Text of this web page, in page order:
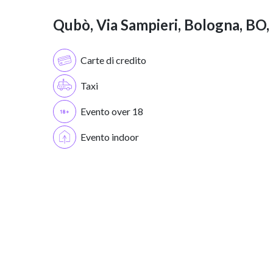
Qubò, Via Sampieri, Bologna,
Carte di credito
Taxi
Evento over 18
Evento indoor